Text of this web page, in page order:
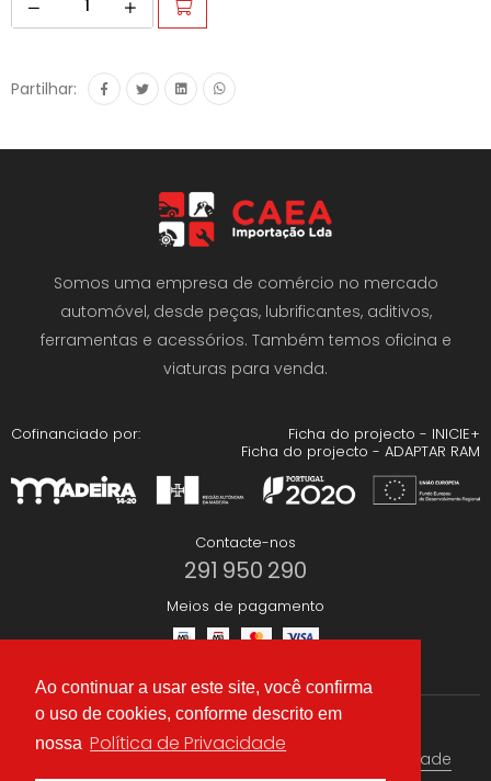
Ao continuar a usar este site, você confirma
o uso de cookies, conforme descrito em
nossa Política de Privacidade
Partilhar:
Somos uma empresa de comércio no mercado
automóvel, desde peças, lubrificantes, aditivos,
ferramentas e acessórios. Também temos oficina e
viaturas para venda.
Cofinanciado por:
Ficha do projecto - INICIE+
Ficha do projecto - ADAPTAR RAM
Contacte-nos
291 950 290
Meios de pagamento
Termos & condições Política de Privacidade
Redes Sociais